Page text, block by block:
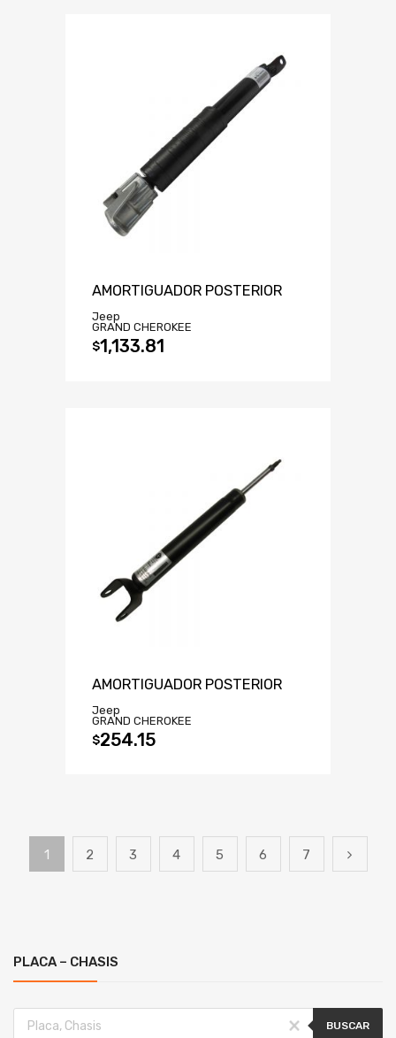
AMORTIGUADOR POSTERIOR
Jeep
GRAND CHEROKEE
$1,133.81
AMORTIGUADOR POSTERIOR
Jeep
GRAND CHEROKEE
$254.15
1 2 3 4 5 6 7
PLACA – CHASIS
BUSCAR